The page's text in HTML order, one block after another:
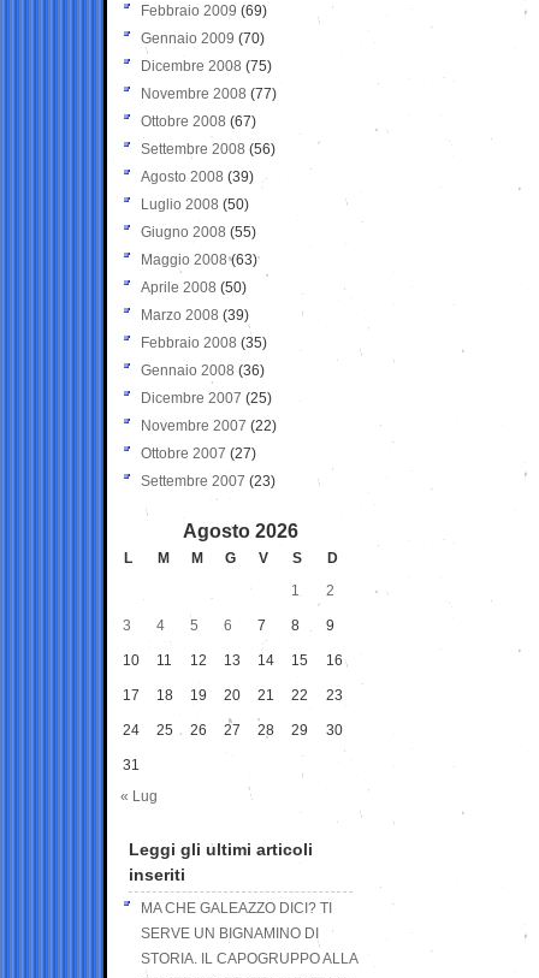
Febbraio 2009 (69)
Gennaio 2009 (70)
Dicembre 2008 (75)
Novembre 2008 (77)
Ottobre 2008 (67)
Settembre 2008 (56)
Agosto 2008 (39)
Luglio 2008 (50)
Giugno 2008 (55)
Maggio 2008(63)
Aprile 2008 (50)
Marzo 2008 (39)
Febbraio 2008 (35)
Gennaio 2008 (36)
Dicembre 2007 (25)
Novembre 2007 (22)
Ottobre 2007 (27)
Settembre 2007 (23)
Agosto 2026
L M M G V S
D
1
2
3 4 5 6 7 8 9
10 11 12 13 14 15 16
17 18 19 20 21 22 23
24 25 26 27 28 29 30
31
« Lug
Leggi gli ultimi articoli
inseriti
MA CHE GALEAZZO DICI? TI
SERVE UN BIGNAMINO DI
STORIA. IL CAPOGRUPPO ALLA